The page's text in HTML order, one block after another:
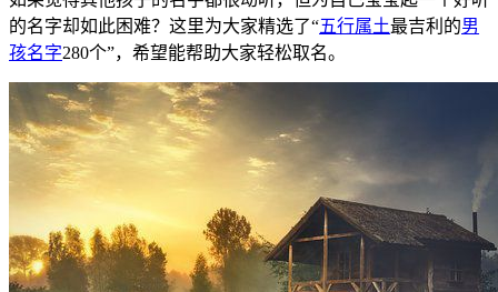
的名字却如此困难？这里为大家精选了“五行属土最吉利的男
孩名字280个”，希望能帮助大家轻松取名。